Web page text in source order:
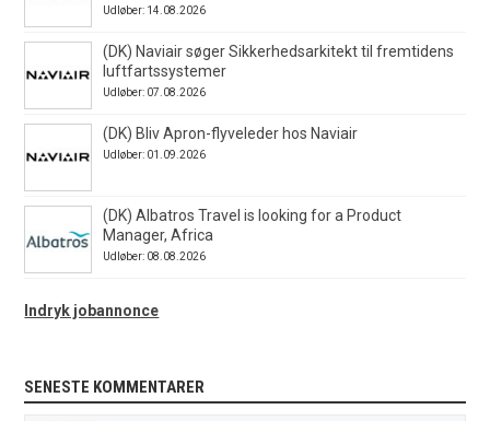
Udløber: 14.08.2026
(DK) Naviair søger Sikkerhedsarkitekt til fremtidens
luftfartssystemer
Udløber: 07.08.2026
(DK) Bliv Apron-flyveleder hos Naviair
Udløber: 01.09.2026
(DK) Albatros Travel is looking for a Product
Manager, Africa
Udløber: 08.08.2026
Indryk jobannonce
SENESTE KOMMENTARER